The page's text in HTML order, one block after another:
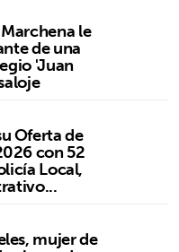
le
de una
'Juan
Oferta de
con 52
Local,
mujer de